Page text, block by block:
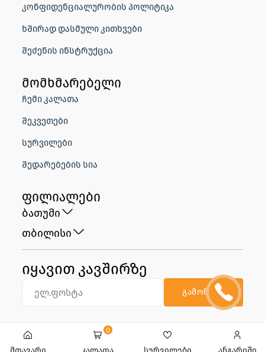
მთავარი კალათა
0
სურვილები ანგარიში
კონფიდენციალურობის პოლიტიკა
ხშირად დასმული კითხვები
შეძენის ინსტრუქცია
მომხმარებელი
ჩემი კალათა
შეკვეთები
სურვილები
შედარებების სია
ფილიალები
ბათუმი
თბილისი
იყავით კავშირზე
გამოწერა